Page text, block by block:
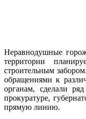
Неравнодушные
территории
строительным
обращениями к
органам, сделали
прокуратуре,
прямую линию.